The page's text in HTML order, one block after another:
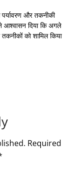
और तकनीकी
आश्वासन दिया कि अगले
को शामिल किया
Required